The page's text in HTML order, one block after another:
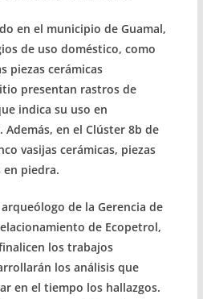
en el municipio de Guamal,
de uso doméstico, como
piezas cerámicas
presentan rastros de
indica su uso en
en el Clúster 8b de
vasijas cerámicas, piezas
en piedra.
de la Gerencia de
de Ecopetrol,
los trabajos
los análisis que
en el tiempo los hallazgos.